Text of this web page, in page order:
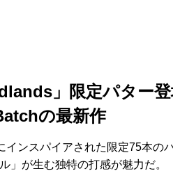
」限定パター登
の最新作
インスパイアされた限定75本の
」が生む独特の打感が魅力だ。